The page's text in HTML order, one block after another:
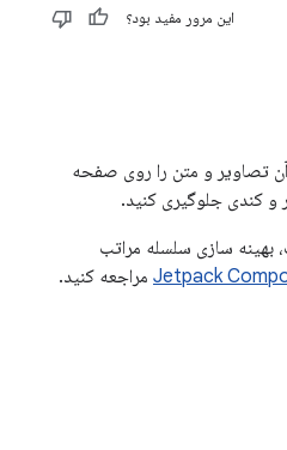
این مرور مفید بود؟
آن تصاویر و متن را روی صفحه
کندی جلوگیری کنید.
بهینه سازی سلسله مراتب
مراجعه کنید.